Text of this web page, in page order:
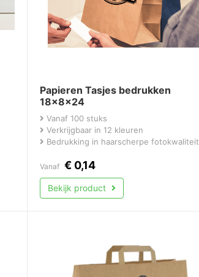
Papieren Tasjes bedrukken
18x8x24
Vanaf 100 stuks
Verkrijgbaar in 12 kleuren
Bedrukking in haarscherpe fotokwaliteit
Vanaf € 0,14
Bekijk product